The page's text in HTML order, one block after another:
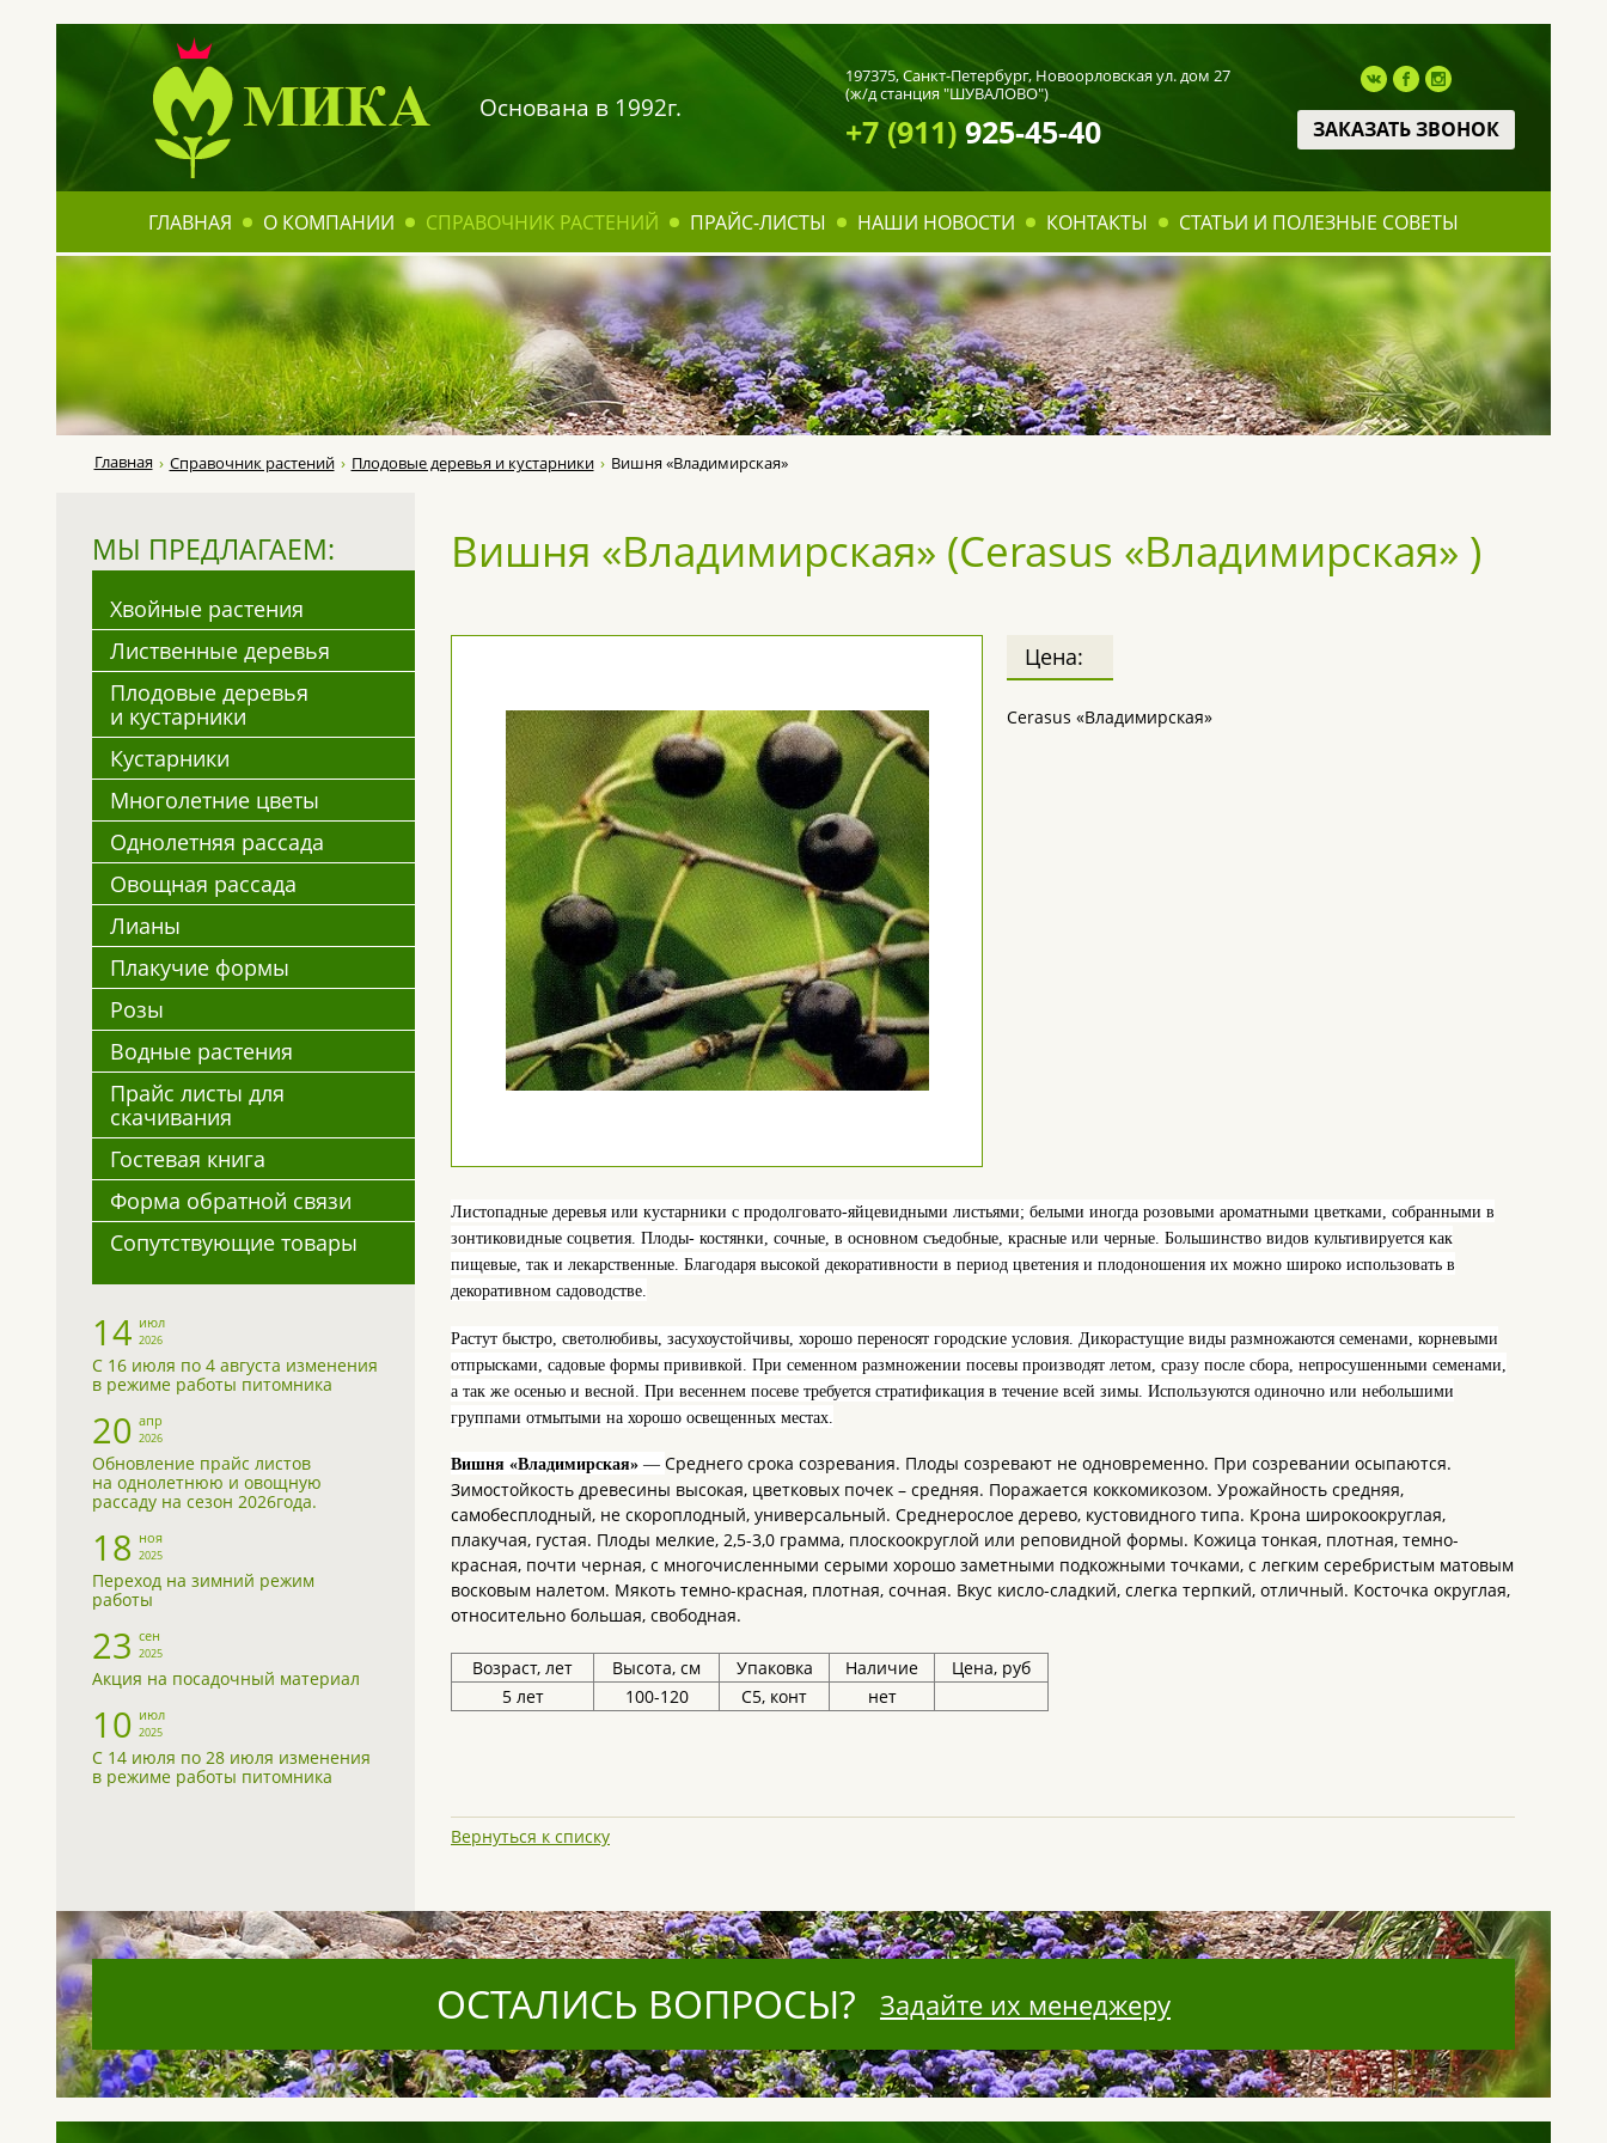
Основана в 1992г.
197375,Санкт-Петербург, Новоорловская ул. дом 27
(ж/д станция "ШУВАЛОВО")
+7 (911)925-45-40 ЗАКАЗАТЬ ЗВОНОК
ГЛАВНАЯ О КОМПАНИИ СПРАВОЧНИК РАСТЕНИЙ ПРАЙС-ЛИСТЫ НАШИ НОВОСТИ КОНТАКТЫ СТАТЬИ И ПОЛЕЗНЫЕ СОВЕТЫ
Главная Справочник растений Плодовые деревья и кустарники Вишня «Владимирская»
МЫ ПРЕДЛАГАЕМ:
Хвойные растения
Лиственные деревья
Плодовые деревья
и кустарники
Кустарники
Многолетние цветы
Однолетняя рассада
Овощная рассада
Лианы
Плакучие формы
Розы
Водные растения
Прайс листы для
скачивания
Гостевая книга
Форма обратной связи
Сопутствующие товары
14 июл
2026
С 16 июля по 4 августа изменения
в режиме работы питомника
20 апр
2026
Обновление прайс листов
на однолетнюю и овощную
рассаду на сезон 2026года.
18 ноя
2025
Переход на зимний режим
работы
23 сен
2025
Акция на посадочный материал
10 июл
2025
С 14 июля по 28 июля изменения
в режиме работы питомника
Вишня «Владимирская» (Cerasus «Владимирская» )
Цена:
Cerasus «Владимирская»
Листопадные деревья или кустарники с продолговато-яйцевидными листьями; белыми иногда розовыми ароматными цветками, собранными в
зонтиковидные соцветия. Плоды- костянки, сочные, в основном съедобные, красные или черные. Большинство видов культивируется как
пищевые, так и лекарственные. Благодаря высокой декоративности в период цветения и плодоношения их можно широко использовать в
декоративном садоводстве.
Растут быстро, светолюбивы, засухоустойчивы, хорошо переносят городские условия. Дикорастущие виды размножаются семенами, корневыми
отпрысками, садовые формы прививкой. При семенном размножении посевы производят летом, сразу после сбора, непросушенными семенами,
а так же осенью и весной. При весеннем посеве требуется стратификация в течение всей зимы. Используются одиночно или небольшими
группами отмытыми на хорошо освещенных местах.
Вишня «Владимирская» — Среднего срока созревания. Плоды созревают не одновременно. При созревании осыпаются.
Зимостойкость древесины высокая, цветковых почек – средняя. Поражается коккомикозом. Урожайность средняя,
самобесплодный, не скороплодный, универсальный. Среднерослое дерево, кустовидного типа. Крона широкоокруглая,
плакучая, густая. Плоды мелкие, 2,5-3,0 грамма, плоскоокруглой или реповидной формы. Кожица тонкая, плотная, темно-
красная, почти черная, с многочисленными серыми хорошо заметными подкожными точками, с легким серебристым матовым
восковым налетом. Мякоть темно-красная, плотная, сочная. Вкус кисло-сладкий, слегка терпкий, отличный. Косточка округлая,
относительно большая, свободная.
Возраст, лет Высота, см Упаковка Наличие
Цена, руб
5 лет
100-120 С5, конт нет
Вернуться к списку
ОСТАЛИСЬ ВОПРОСЫ? Задайте их менеджеру